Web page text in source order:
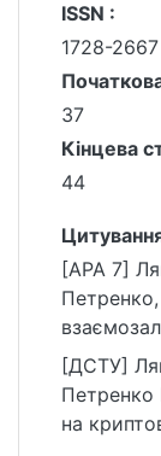
ISSN :
1728-2667
37
Кінцева
44
[APA 7]
фондових
[ДСТУ]
Петренко
на